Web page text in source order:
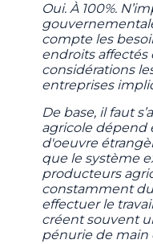
Oui. À 100%.
compte les
endroits
considérations
entreprises
De base, il faut
agricole dépend
d'oeuvre
que le système
producteurs
constamment
effectuer le
créent souvent
pénurie de main